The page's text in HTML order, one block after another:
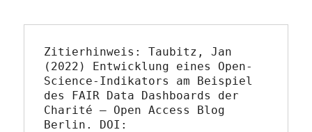
Zitierhinweis: Taubitz, Jan
(2022) Entwicklung eines Open-
Science-Indikators am Beispiel
des FAIR Data Dashboards der
Charité – Open Access Blog